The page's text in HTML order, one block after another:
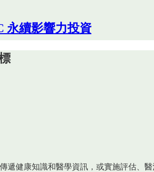
永續影響力投資
遞健康知識和醫學資訊，或實施評估、